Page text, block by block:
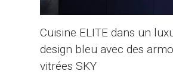
Cuisine ELITE dans un
design bleu avec des
vitrées SKY